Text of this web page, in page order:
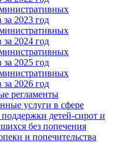
за 2023 год
за 2024 год
за 2025 год
за 2026 год
регламенты
услуги в сфере
детей-сирот и
без попечения
и попечительства